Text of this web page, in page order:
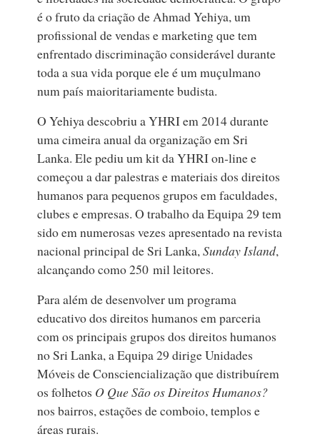
é o fruto da criação de Ahmad Yehiya, um
profissional de vendas e marketing que tem
enfrentado discriminação considerável durante
toda a sua vida porque ele é um muçulmano
num país maioritariamente budista.
O Yehiya descobriu a YHRI em 2014 durante
uma cimeira anual da organização em Sri
Lanka. Ele pediu um kit da YHRI on‑line e
começou a dar palestras e materiais dos direitos
humanos para pequenos grupos em faculdades,
clubes e empresas. O trabalho da Equipa 29 tem
sido em numerosas vezes apresentado na revista
nacional principal de Sri Lanka,Sunday Island,
alcançando como 250 mil leitores.
Para além de desenvolver um programa
educativo dos direitos humanos em parceria
com os principais grupos dos direitos humanos
no Sri Lanka, a Equipa 29 dirige Unidades
Móveis de Consciencialização que distribuírem
os folhetos O Que São os Direitos Humanos?
nos bairros, estações de comboio, templos e
áreas rurais.